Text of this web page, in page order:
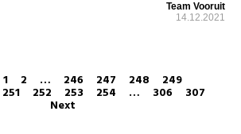
Team Vooruit
14.12.2021
1 2 … 246 247 248 249
251 252 253 254 … 306 307
Next